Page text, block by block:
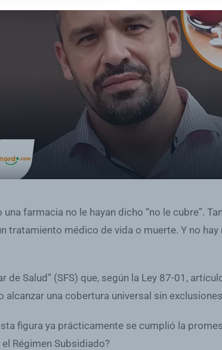
farmacia no le hayan dicho “no le cubre”.
tratamiento médico de vida o muerte. Y no
de Salud” (SFS) que, según la Ley 87-01,
una cobertura universal sin
figura ya prácticamente se cumplió la
Régimen Subsidiado?